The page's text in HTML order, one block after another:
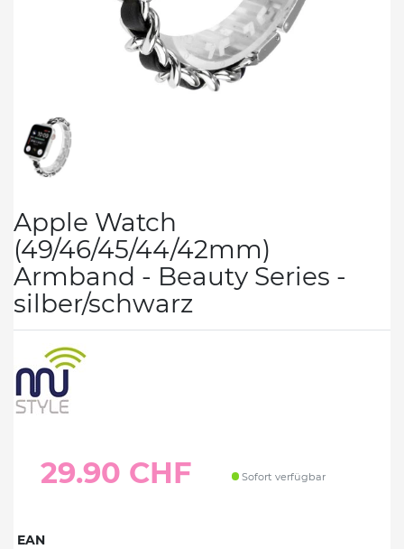
Apple Watch
(49/46/45/44/42mm)
Armband - Beauty Series -
silber/schwarz
29.90 CHF Sofort verfügbar
EAN